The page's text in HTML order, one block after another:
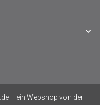
– ein Webshop von der